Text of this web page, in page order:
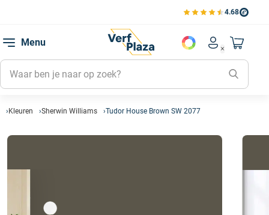
4.68
Bekijk de verfplaza
Menu
Account
Mijn
Mijn
Mijn
Naar
Kleuren Sherwin Williams Tudor House Brown SW 2077